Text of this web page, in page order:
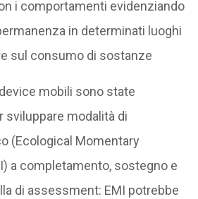
i comportamenti evidenziando
in determinati luoghi
sul consumo di sostanze
mobili sono state
sviluppare modalità di
(Ecological Momentary
a completamento, sostegno e
di assessment: EMI potrebbe